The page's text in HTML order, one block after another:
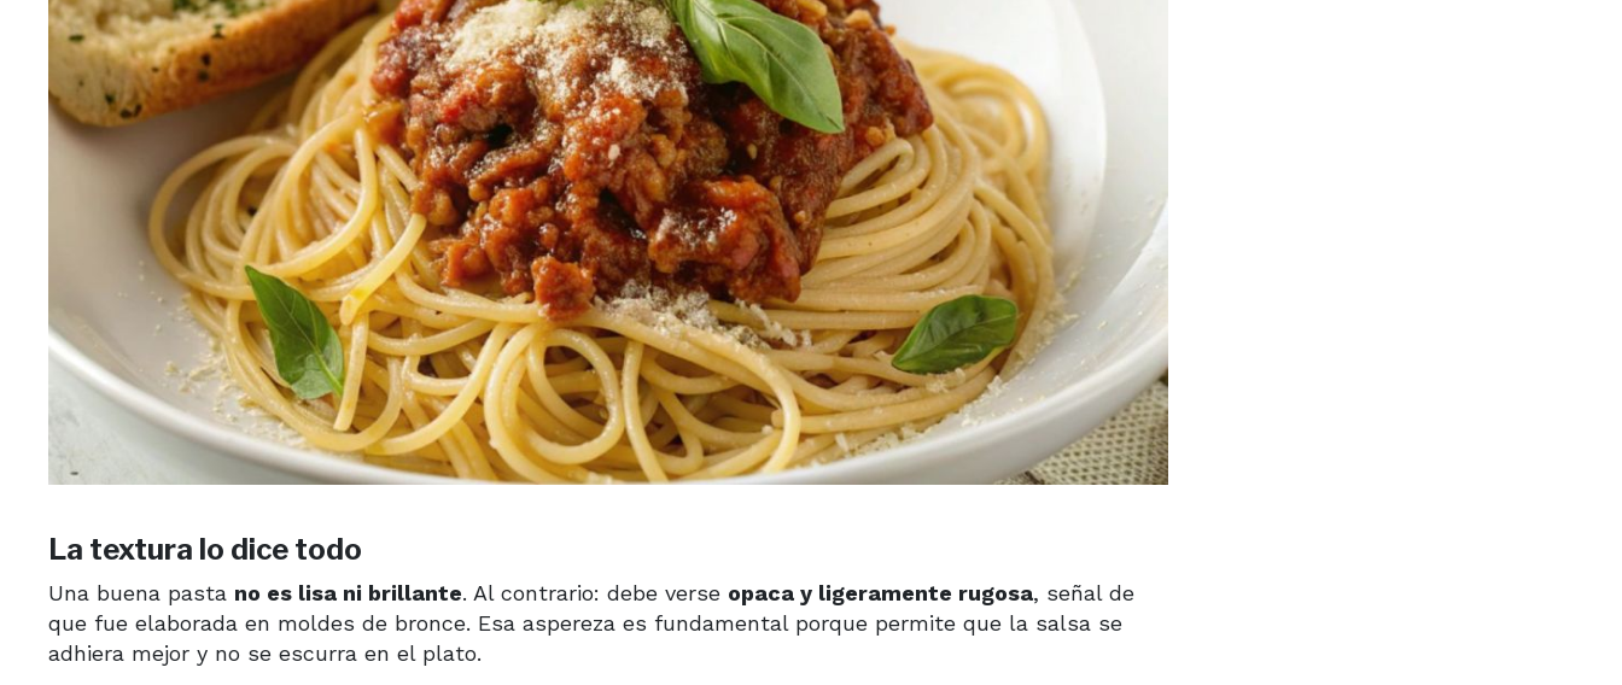
La textura lo dice todo
Una buena pasta no es lisa ni brillante. Al contrario: debe verse opaca y ligeramente rugosa, señal de
que fue elaborada en moldes de bronce. Esa aspereza es fundamental porque permite que la salsa se
adhiera mejor y no se escurra en el plato.